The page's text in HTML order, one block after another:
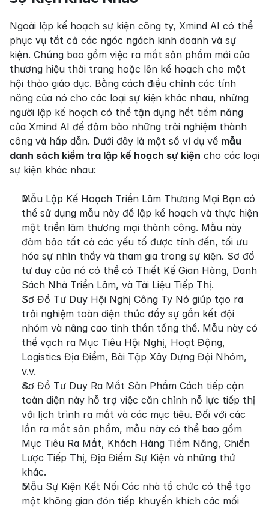
Ngoài lập kế hoạch sự kiện công ty, Xmind AI có thể
phục vụ tất cả các ngóc ngách kinh doanh và sự
kiện. Chúng bao gồm việc ra mắt sản phẩm mới của
thương hiệu thời trang hoặc lên kế hoạch cho một
hội thảo giáo dục. Bằng cách điều chỉnh các tính
năng của nó cho các loại sự kiện khác nhau, những
người lập kế hoạch có thể tận dụng hết tiềm năng
của Xmind AI để đảm bảo những trải nghiệm thành
công và hấp dẫn. Dưới đây là một số ví dụ về mẫu
danh sách kiểm tra lập kế hoạch sự kiện cho các loại
sự kiện khác nhau:
Mẫu Lập Kế Hoạch Triển Lãm Thương Mại Bạn có
thể sử dụng mẫu này để lập kế hoạch và thực hiện
một triển lãm thương mại thành công. Mẫu này
đảm bảo tất cả các yếu tố được tính đến, tối ưu
hóa sự nhìn thấy và tham gia trong sự kiện. Sơ đồ
tư duy của nó có thể có Thiết Kế Gian Hàng, Danh
Sách Nhà Triển Lãm, và Tài Liệu Tiếp Thị.
Sơ Đồ Tư Duy Hội Nghị Công Ty Nó giúp tạo ra
trải nghiệm toàn diện thúc đẩy sự gắn kết đội
nhóm và nâng cao tinh thần tổng thể. Mẫu này có
thể vạch ra Mục Tiêu Hội Nghị, Hoạt Động,
Logistics Địa Điểm, Bài Tập Xây Dựng Đội Nhóm,
v.v.
Sơ Đồ Tư Duy Ra Mắt Sản Phẩm Cách tiếp cận
toàn diện này hỗ trợ việc căn chỉnh nỗ lực tiếp thị
với lịch trình ra mắt và các mục tiêu. Đối với các
lần ra mắt sản phẩm, mẫu này có thể bao gồm
Mục Tiêu Ra Mắt, Khách Hàng Tiềm Năng, Chiến
Lược Tiếp Thị, Địa Điểm Sự Kiện và những thứ
khác.
Mẫu Sự Kiện Kết Nối Các nhà tổ chức có thể tạo
một không gian đón tiếp khuyến khích các mối